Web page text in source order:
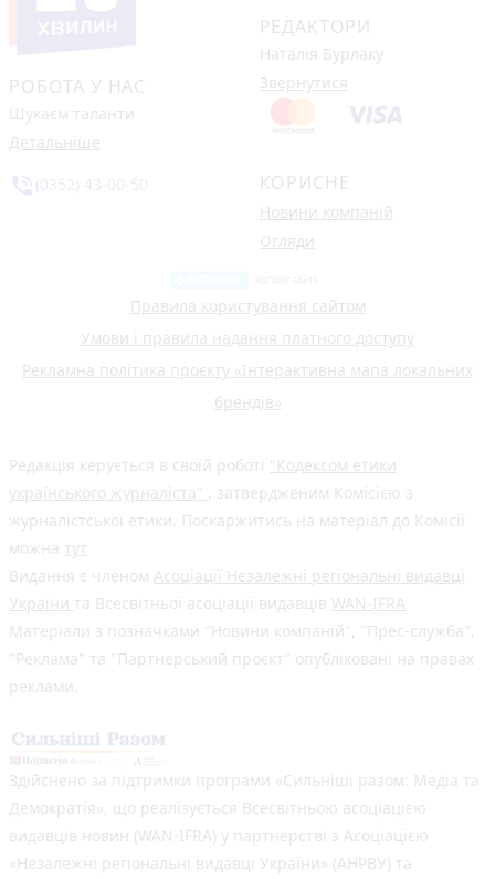
РОБОТА У НАС
Шукаєм таланти
Детальніше
РЕДАКТОРИ
Наталія Бурлаку
Звернутися
КОРИСНЕ
Новини компаній
Огляди
Правила користування сайтом
Умови і правила надання платного доступу
Рекламна політика проєкту «Інтерактивна мапа локальних
брендів»
Редакція керується в своїй роботі "Кодексом етики
українського журналіста" , затвердженим Комісією з
журналістської етики. Поскаржитись на матеріал до Комісії
можна тут
Видання є членом Асоціації Незалежні регіональні видавці
України та Всесвітньої асоціації видавців WAN-IFRA
Матеріали з позначками "Новини компаній", "Прес-служба",
"Реклама" та "Партнерський проєкт" опубліковані на правах
реклами.
Здійснено за підтримки програми «Сильніші разом: Медіа та
Демократія», що реалізується Всесвітньою асоціацією
видавців новин (WAN-IFRA) у партнерстві з Асоціацією
«Незалежні регіональні видавці України» (АНРВУ) та